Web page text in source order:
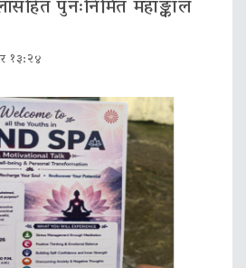
पुनःनिर्मित महाङ्काल
१३:२४